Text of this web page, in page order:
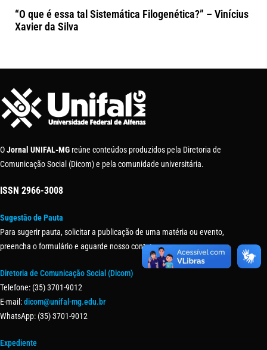
“O que é essa tal Sistemática Filogenética?” – Vinícius
Xavier da Silva
OJornal UNIFAL-MG reúne conteúdos produzidos pela Diretoria de
Comunicação Social (Dicom) e pela comunidade universitária.
ISSN 2966-3008
Sugestão de Pauta
Para sugerir pauta, solicitar a publicação de uma matéria ou evento,
preencha o formulário e aguarde nosso contato.
Diretoria de Comunicação Social (Dicom)
Telefone: (35) 3701-9012
E-mail:dicom@unifal-mg.edu.br
WhatsApp: (35) 3701-9012
Expediente